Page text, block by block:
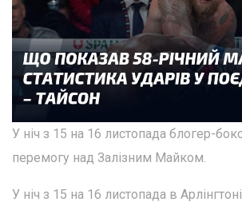
У ніч з 15 на 16 листопада блогер-
перемогу над Залізним Майком.
У ніч з 15 на 16 листопада в